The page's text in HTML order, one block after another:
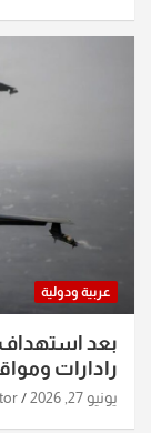
عربية ودولية
بعد
رادارات
الساعات
يونيو 27, 2026